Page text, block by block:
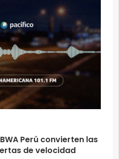
Perú convierten las
de velocidad